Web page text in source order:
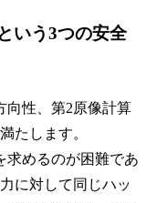
いう3つの安全
向性、第2原像計算
たします。
求めるのが困難であ
に対して同じハッ